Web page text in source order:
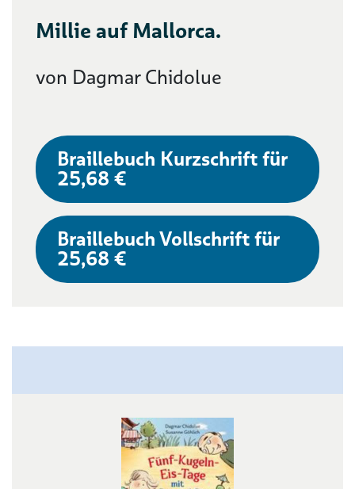
Millie auf Mallorca.
von Dagmar Chidolue
Braillebuch Kurzschrift für
25,68 €
Braillebuch Vollschrift für
25,68 €